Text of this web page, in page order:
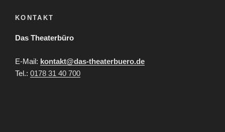
KONTAKT
Das Theaterbüro
E-Mail: kontakt@das-theaterbuero.de
Tel.: 0178 31 40 700